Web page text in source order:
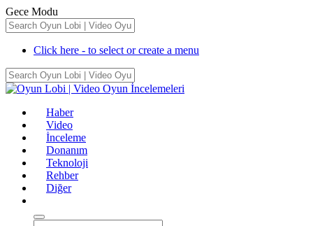
Gece Modu
Click here - to select or create a menu
Haber
Video
İnceleme
Donanım
Teknoloji
Rehber
Diğer